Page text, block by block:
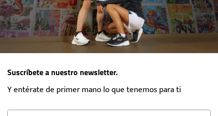
Suscríbete a nuestro newsletter.
Y entérate de primer mano lo que tenemos para ti